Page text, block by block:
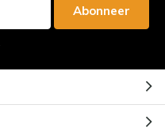
Abonneer